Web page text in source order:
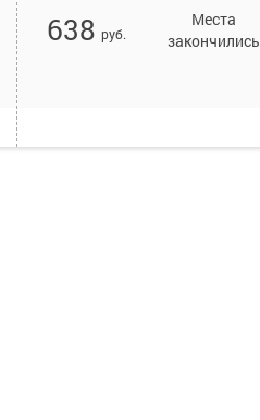
638 руб.
Места
закончились